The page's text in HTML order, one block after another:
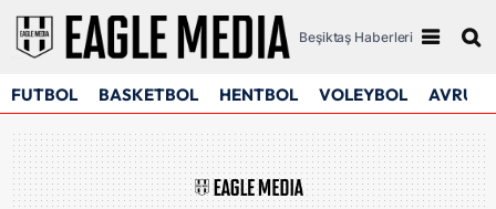
Beşiktaş Haberleri
FUTBOL BASKETBOL HENTBOL VOLEYBOL